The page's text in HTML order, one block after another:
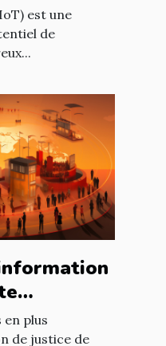
est une
de
et
en plus
de justice de